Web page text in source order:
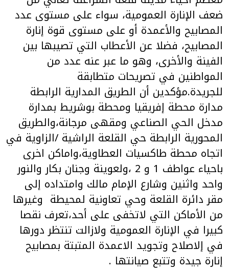
ضعف الإنارة العمومية، سواء على مستوى عدد
المصابيح والأعمدة أو على مستوى قوة إنارة
المصابيح، فضلا عن الأعطاب التي تصيبها بين
الفينة والأخرى، وهو ما عبر عنه عدد من
المواطنين في تصريحات متطابقة
للجريدة.مؤكدين أن الطريق المدارية الرابطة
مدارة محطة إفريقيا ومحطة بوشريط بمدارة
مدخل الحي الصناعي ومقهى مرجانة،والطريق
المحورية الرابطة حي القلعة الراشية /الزاوية في
اتجاه محطة طاكسيات العطاوية،واماكن اخرى
باحياء عواطف 1 و 2 ،ولعوينة وجنان بكار والنور
واحد واثنين وشارع الإمام مالك وامتداده إلى
مقر دائرة القلعة وحي تعاونية لمحيطة وغيرها
من الأماكن التي لاتخفى على أحد،تعرف نقصا
كبيرا في الإنارة العمومية ولازالت تنتظر دورها
في إلاصلاح وتجويد الاعمدة المتبتة بمصابيح
إنارة جيدة وتتبع صيانتها .